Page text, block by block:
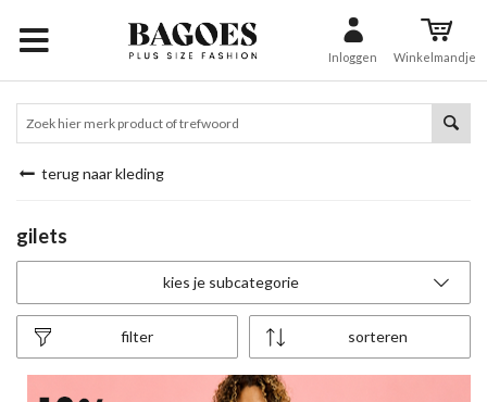
Inloggen Winkelmandje
terug naar kleding
gilets
kies je subcategorie
sorteren
filter